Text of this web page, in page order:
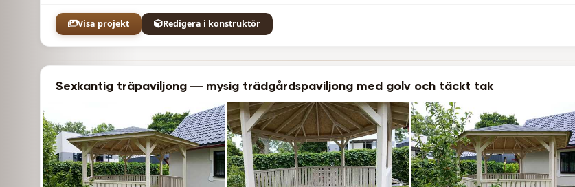
Visa projekt Redigera i konstruktör
Sexkantig träpaviljong — mysig trädgårdspaviljong med golv och täckt tak